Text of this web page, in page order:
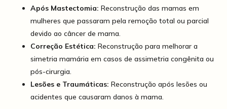
Após Mastectomia: Reconstrução das mamas em
mulheres que passaram pela remoção total ou parcial
devido ao câncer de mama.
Correção Estética: Reconstrução para melhorar a
simetria mamária em casos de assimetria congênita ou
pós-cirurgia.
Lesões e Traumáticas: Reconstrução após lesões ou
acidentes que causaram danos à mama.